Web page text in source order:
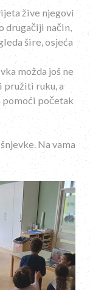
žive njegovi
drugačiji način,
šire, osjeća
možda još ne
pružiti ruku, a
pomoći početak
Na vama